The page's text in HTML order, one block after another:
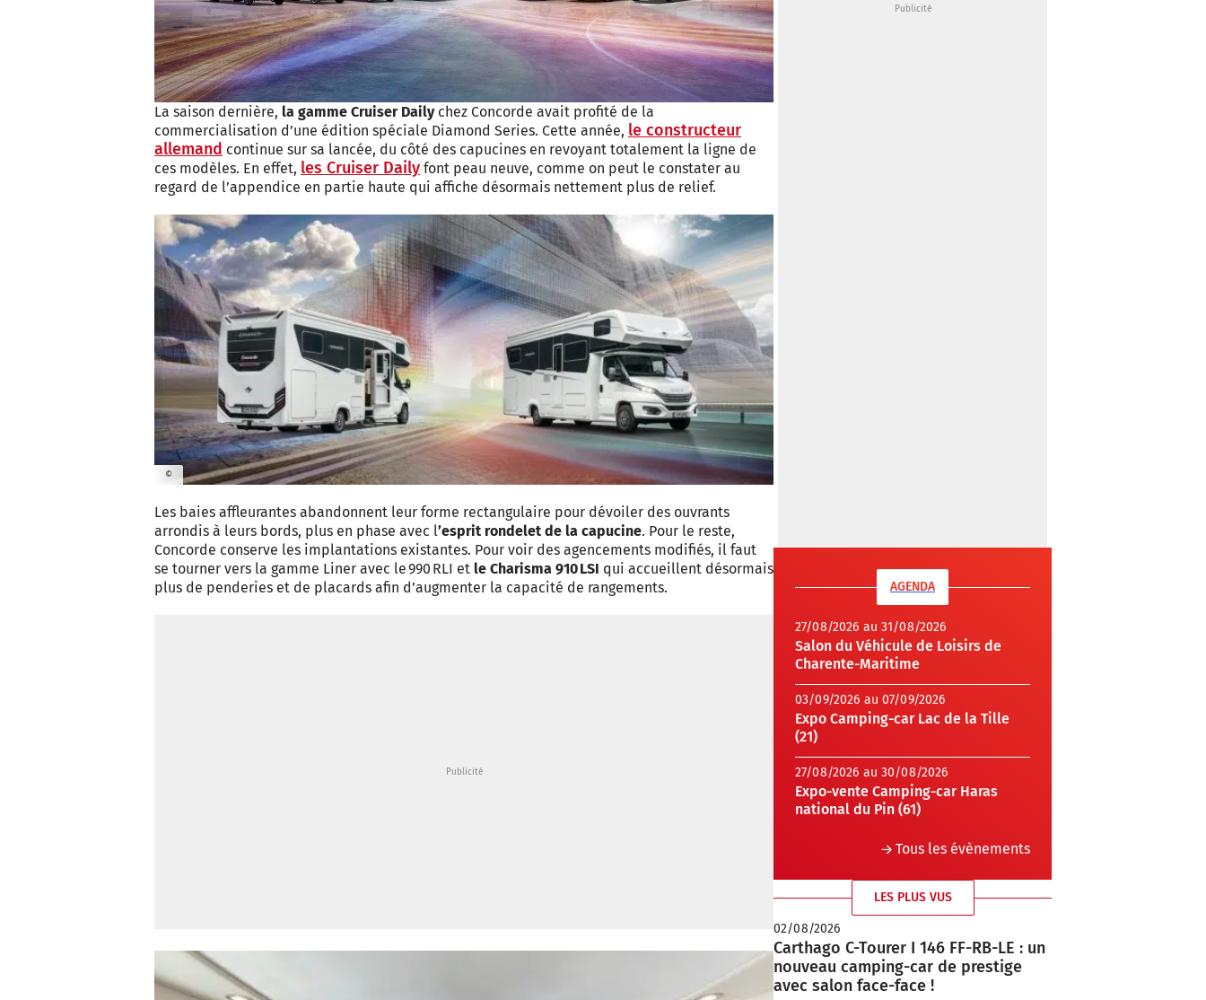
La saison dernière, la gamme Cruiser Dailychez Concorde avait profité de la
commercialisation d’une édition spéciale Diamond Series. Cette année, le constructeur
allemand continue sur sa lancée, du côté des capucines en revoyant totalement la ligne de
ces modèles. En effet, les Cruiser Daily font peau neuve, comme on peut le constater au
regard de l’appendice en partie haute qui affiche désormais nettement plus de relief.
©
Les baies affleurantes abandonnent leur forme rectangulaire pour dévoiler des ouvrants
arrondis à leurs bords, plus en phase avec l’esprit rondelet de la capucine. Pour le reste,
Concorde conserve les implantations existantes. Pour voir des agencements modifiés, il faut
se tourner vers la gamme Liner avec le 990 RLI et le Charisma 910 LSI qui accueillent désormais
plus de penderies et de placards afin d’augmenter la capacité de rangements.
AGENDA
27/08/2026 au 31/08/2026
Salon du Véhicule de Loisirs de
Charente-Maritime
03/09/2026 au 07/09/2026
Expo Camping-car Lac de la Tille
(21)
27/08/2026 au 30/08/2026
Expo-vente Camping-car Haras
national du Pin (61)
Tous les évènements
LES PLUS VUS
02/08/2026
Carthago C-Tourer I 146 FF-RB-LE : un
nouveau camping-car de prestige
avec salon face-face !